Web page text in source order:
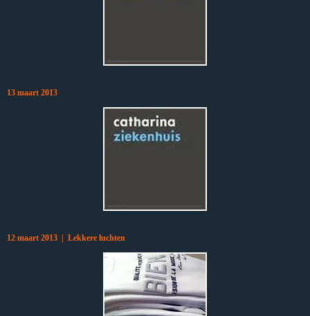
13 maart 2013
12 maart 2013 | Lekkere luchten